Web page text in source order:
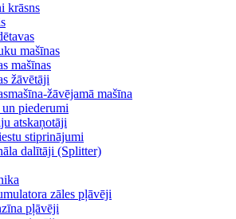
krāsns
mašīnas
mašīnas
žāvētāji
žāvējamā mašīna
piederumi
atskaņotāji
stiprinājumi
dalītāji (Splitter)
zāles pļāvēji
pļāvēji